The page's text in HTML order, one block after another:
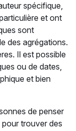
spécifique,
et ont
sont
des agrégations.
Il est possible
ou de dates,
et bien
de penser
trouver des